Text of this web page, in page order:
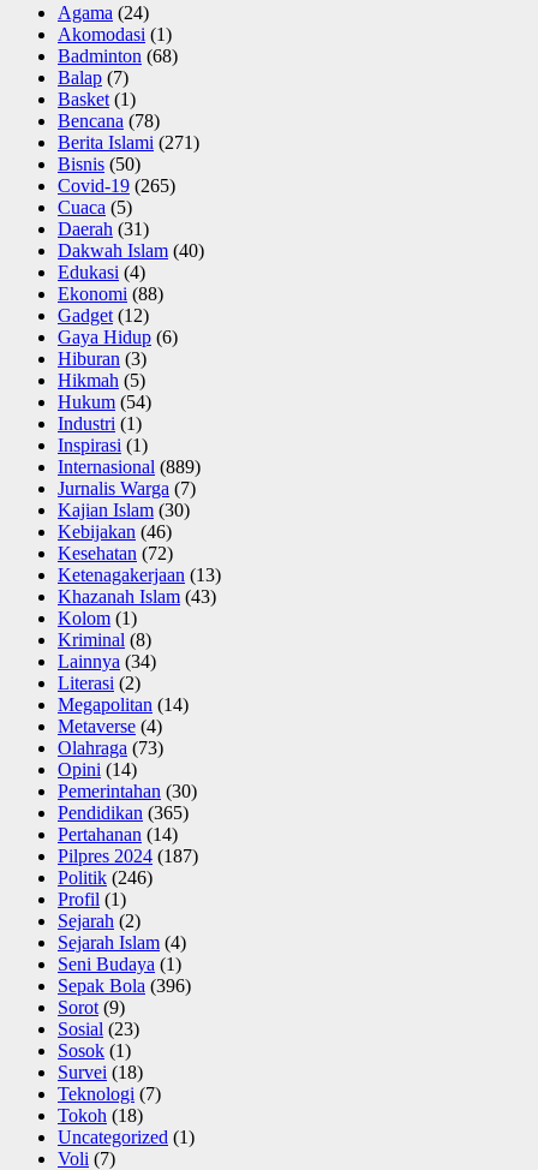
Agama (24)
Akomodasi (1)
Badminton (68)
Balap (7)
Basket (1)
Bencana (78)
Berita Islami (271)
Bisnis (50)
Covid-19 (265)
Cuaca (5)
Daerah (31)
Dakwah Islam (40)
Edukasi (4)
Ekonomi (88)
Gadget (12)
Gaya Hidup (6)
Hiburan (3)
Hikmah (5)
Hukum (54)
Industri (1)
Inspirasi (1)
Internasional (889)
Jurnalis Warga (7)
Kajian Islam (30)
Kebijakan (46)
Kesehatan (72)
Ketenagakerjaan (13)
Khazanah Islam (43)
Kolom (1)
Kriminal (8)
Lainnya (34)
Literasi (2)
Megapolitan (14)
Metaverse (4)
Olahraga (73)
Opini (14)
Pemerintahan (30)
Pendidikan (365)
Pertahanan (14)
Pilpres 2024 (187)
Politik (246)
Profil (1)
Sejarah (2)
Sejarah Islam (4)
Seni Budaya (1)
Sepak Bola (396)
Sorot (9)
Sosial (23)
Sosok (1)
Survei (18)
Teknologi (7)
Tokoh (18)
Uncategorized (1)
Voli (7)